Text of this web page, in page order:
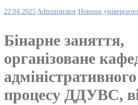
22.04.2025 Administrator Новини
Бінарне заняття,
організоване
процесу ДДУВС,